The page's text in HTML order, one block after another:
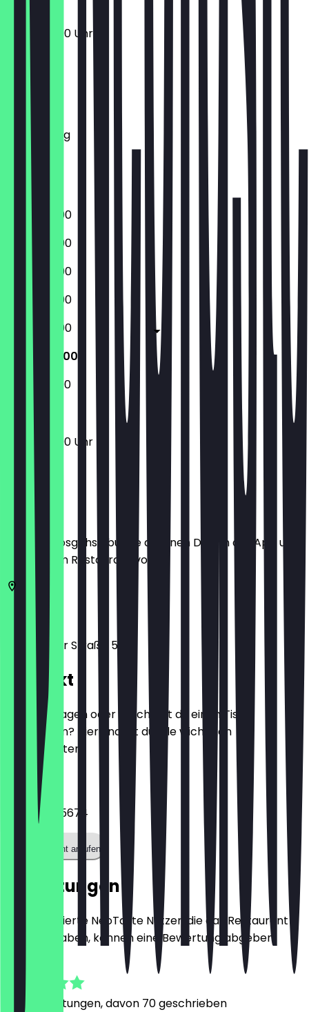
12:00 - 23:00 Uhr
Montag
Dienstag
Mittwoch
Donnerstag
Freitag
Samstag
Sonntag
17:00 - 23:00
17:00 - 23:00
17:00 - 23:00
17:00 - 23:00
17:00 - 23:00
12:00 - 23:00
12:00 - 23:00
12:00 - 23:00 Uhr
Bevor du losgehst, buche dir einen Deal in der App und
zeige ihn im Restaurant vor.
Frankfurter Straße 571
Kontakt
Hast du Fragen oder möchtest du einen Tisch
reservieren? Hier findest du alle wichtigen
Kontaktdaten.
Telefon
0176 70865674
Restaurant anrufen
Bewertungen
Nur registrierte NeoTaste Nutzer, die das Restaurant
besucht haben, können eine Bewertung abgeben.
Bewertungen, davon 70 geschrieben